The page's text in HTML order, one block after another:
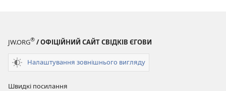
JW.ORG® / ОФІЦІЙНИЙ САЙТ СВІДКІВ ЄГОВИ
Налаштування зовнішнього вигляду
Швидкі посилання